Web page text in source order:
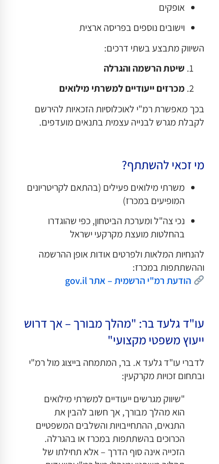
אופקים
וישובים נוספים בפריסה ארצית
השיווק מתבצע בשתי דרכים:
שיטת הרשמה והגרלה
מכרזים ייעודיים למשרתי מילואים
בכך מאפשרת רמ"י לאוכלוסיות הזכאיות להירשם
לקבלת מגרש לבנייה עצמית בתנאים מועדפים.
מי זכאי להשתתף?
משרתי מילואים פעילים (בהתאם לקריטריונים
המופיעים במכרז)
נכי צה"ל ומערכת הביטחון, כפי שהוגדרו
בהחלטות מועצת מקרקעי ישראל
להנחיות המלאות ולפרטים אודות אופן ההרשמה
וההשתתפות במכרז:
הודעת רמ"י הרשמית – אתר gov.il
עו"ד גלעד בר: "מהלך מבורך – אך דרוש
ייעוץ משפטי מקצועי"
לדברי עו"ד גלעד א. בר, המתמחה בייצוג מול רמ"י
ובתחום זכויות מקרקעין:
"שיווק מגרשים ייעודיים למשרתי מילואים
הוא מהלך מבורך, אך חשוב להבין את
התנאים, ההתחייבויות והשלבים המשפטיים
הכרוכים בהשתתפות במכרז או בהגרלה.
הזכייה אינה סוף הדרך – אלא תחילתו של